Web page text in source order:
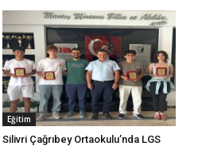
Eğitim
Silivri Çağrıbey Ortaokulu’nda LGS